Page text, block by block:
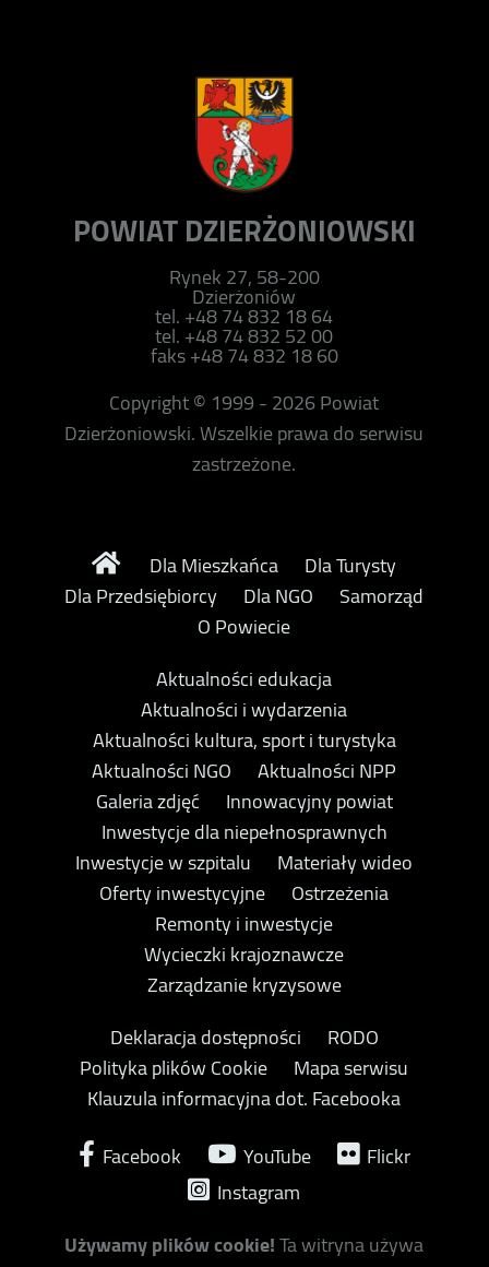
POWIAT DZIERŻONIOWSKI
Rynek 27, 58-200
Dzierżoniów
tel. +48 74 832 18 64
tel. +48 74 832 52 00
faks +48 74 832 18 60
Copyright © 1999 - 2026 Powiat
Dzierżoniowski. Wszelkie prawa do serwisu
zastrzeżone.
Dla Mieszkańca
Dla Turysty
Dla Przedsiębiorcy
Dla NGO
Samorząd
O Powiecie
Aktualności edukacja
Aktualności i wydarzenia
Aktualności kultura, sport i turystyka
Aktualności NGO
Aktualności NPP
Galeria zdjęć
Innowacyjny powiat
Inwestycje dla niepełnosprawnych
Inwestycje w szpitalu
Materiały wideo
Oferty inwestycyjne
Ostrzeżenia
Remonty i inwestycje
Wycieczki krajoznawcze
Zarządzanie kryzysowe
Deklaracja dostępności
RODO
Polityka plików Cookie
Mapa serwisu
Klauzula informacyjna dot. Facebooka
Facebook
YouTube
Flickr
Instagram
Używamy plików cookie!Ta witryna używa